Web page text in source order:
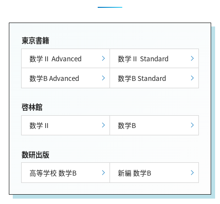
東京書籍
数学Ⅱ Advanced
数学Ⅱ Standard
数学B Advanced
数学B Standard
啓林館
数学Ⅱ 数学B
数研出版
高等学校 数学B 新編 数学B